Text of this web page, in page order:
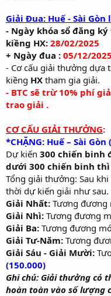
Giải Đua: Huế - Sài
- Ngày khóa sổ đăng
kiềng HX: 28/02/2025
+ Ngày đua : 05/12/2025
- Cơ cấu giải thưởng dựa
kiềng HX tham gia giải.
- BTC sẽ trừ 10% phí
trao giải .
CƠ CẤU GIẢI THƯỞNG:
*CHẶNG: Huế – Sài Gòn
Dự kiến 300 chiến binh
dưới 300 chiến binh thì
Tổng giải thưởng: Sau
thời dự kiến giải như sau.
Giải Nhất: Tương đương
Giải Nhì: Tương đương
Giải Ba: Tương đương
Giải Tư-Năm: Tương
Giải Sáu - Giải Mười:
(150.000)
Ghi chú: Giải thưởng có
hoàn toàn vào số lượng